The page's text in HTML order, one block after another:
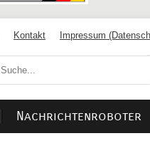
Kontakt Impressum
Nachrichtenroboter